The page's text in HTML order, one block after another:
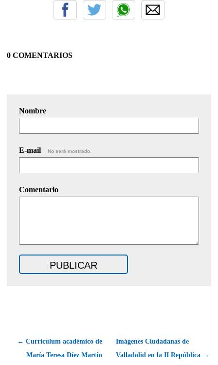
0 COMENTARIOS
Nombre
E-mail No será mostrado.
Comentario
← Curriculum académico de
María Teresa Díez Martín
Imágenes Ciudadanas de
Valladolid en la II República →